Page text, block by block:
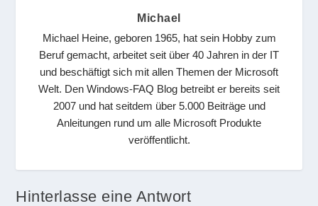
Michael
Michael Heine, geboren 1965, hat sein Hobby zum
Beruf gemacht, arbeitet seit über 40 Jahren in der IT
und beschäftigt sich mit allen Themen der Microsoft
Welt. Den Windows-FAQ Blog betreibt er bereits seit
2007 und hat seitdem über 5.000 Beiträge und
Anleitungen rund um alle Microsoft Produkte
veröffentlicht.
Hinterlasse eine Antwort